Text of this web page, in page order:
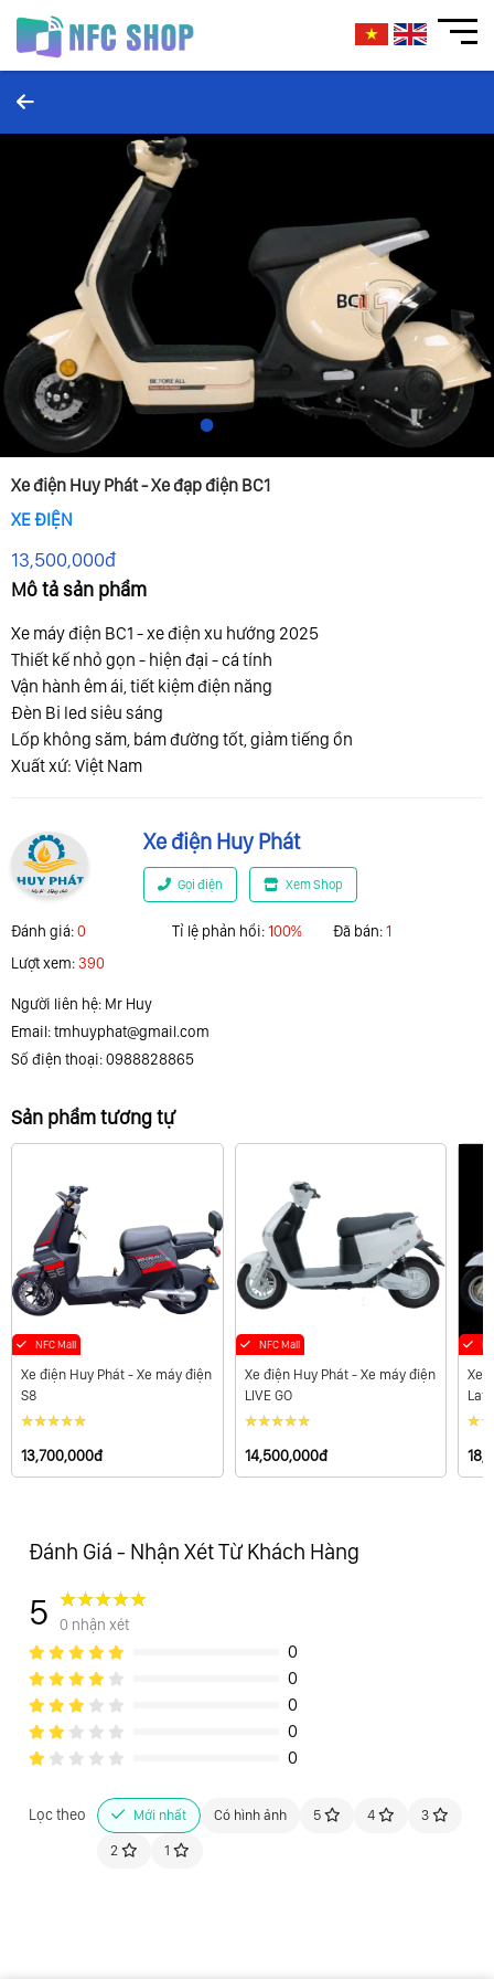
1
Xe điện Huy Phát - Xe đạp điện BC1
XE ĐIỆN
13,500,000đ
Mô tả sản phẩm
Xe máy điện BC1 - xe điện xu hướng 2025
Thiết kế nhỏ gọn - hiện đại - cá tính
Vận hành êm ái, tiết kiệm điện năng
Đèn Bi led siêu sáng
Lốp không săm, bám đường tốt, giảm tiếng ồn
Xuất xứ: Việt Nam
Xe điện Huy Phát
Gọi điện Xem Shop
Đánh giá:0 Tỉ lệ phản hổi:100% Đã bán:1
Lượt xem:390
Người liên hệ: Mr Huy
Email:tmhuyphat@gmail.com
Số điện thoại: 0988828865
Sản phẩm tương tự
NFC Mall
Xe điện Huy Phát - Xe máy điện
S8
13,700,000đ
NFC Mall
Xe điện Huy Phát - Xe máy điện
LIVE GO
14,500,000đ
Xe
Đánh Giá - Nhận Xét Từ Khách Hàng
5 0 nhận xét
0
0
0
0
0
Lọc theo Mới nhất Có hình ảnh 5 4 3
2 1